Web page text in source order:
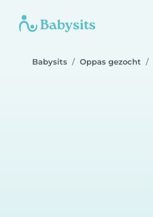
Babysits Oppas gezocht